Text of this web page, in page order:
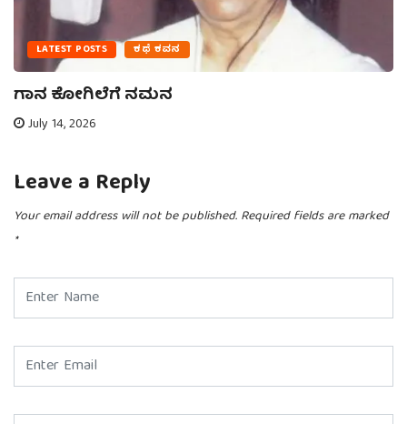
LATEST POSTS ಕಥೆ ಕವನ
ಗಾನ ಕೋಗಿಲೆಗೆ ನಮನ
July 14, 2026
Leave a Reply
Your email address will not be published. Required fields are marked
*